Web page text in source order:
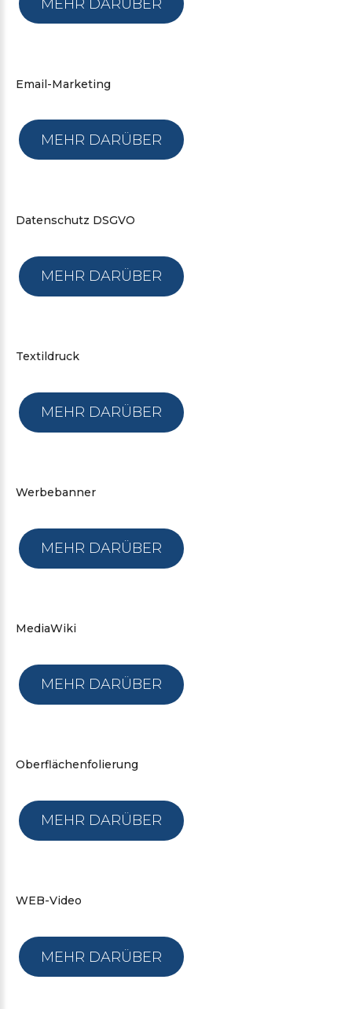
MEHR DARÜBER
Email-Marketing
MEHR DARÜBER
Datenschutz DSGVO
MEHR DARÜBER
Textildruck
MEHR DARÜBER
Werbebanner
MEHR DARÜBER
MediaWiki
MEHR DARÜBER
Oberflächenfolierung
MEHR DARÜBER
WEB-Video
MEHR DARÜBER